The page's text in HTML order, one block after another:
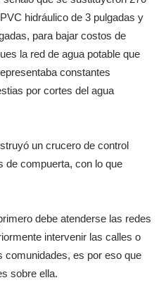
hidráulico de 3 pulgadas y
para bajar costos de
la red de agua potable que
constantes
por cortes del agua
un crucero de control
de compuerta, con lo que
debe atenderse las redes
intervenir las calles o
comunidades, es por eso que
sobre ella.